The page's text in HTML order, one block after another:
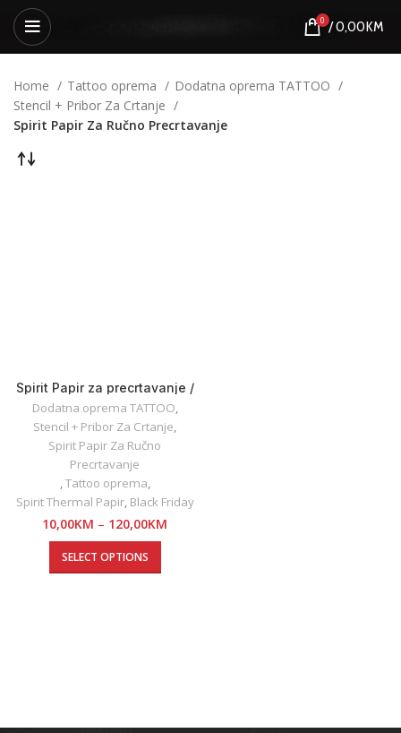
0 /0,00KM
Home Tattoo oprema
Dodatna oprema TATTOO
Stencil + Pribor Za Crtanje
Spirit Papir Za Ručno Precrtavanje
Spirit Papir za precrtavanje /
Ručno / Termalno
Dodatna oprema TATTOO,
Stencil + Pribor Za Crtanje,
Spirit Papir Za Ručno
Precrtavanje
,Tattoo oprema,
Spirit Thermal Papir, Black Friday
10,00KM – 120,00KM
SELECT OPTIONS